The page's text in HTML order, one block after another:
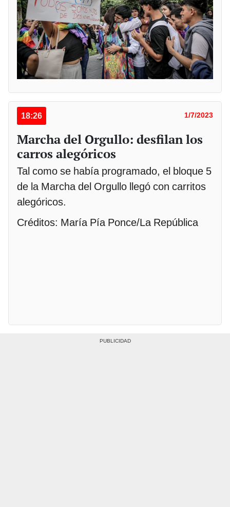
18:26 1/7/2023
Marcha del Orgullo: desfilan los
carros alegóricos
Tal como se había programado, el bloque 5
de la Marcha del Orgullo llegó con carritos
alegóricos.
Créditos: María Pía Ponce/La República